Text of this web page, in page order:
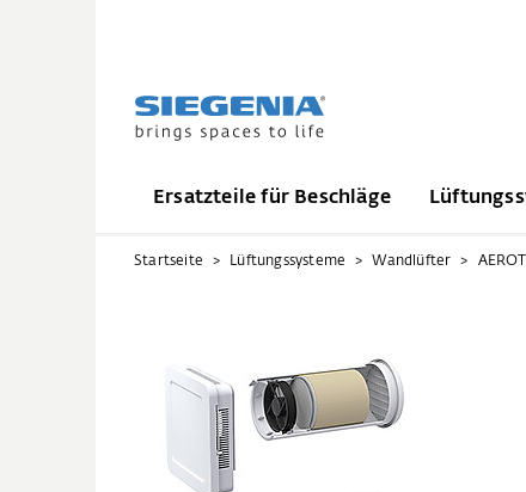
Ersatzteile für Beschläge
Startseite Lüftungssysteme Wandlüfter